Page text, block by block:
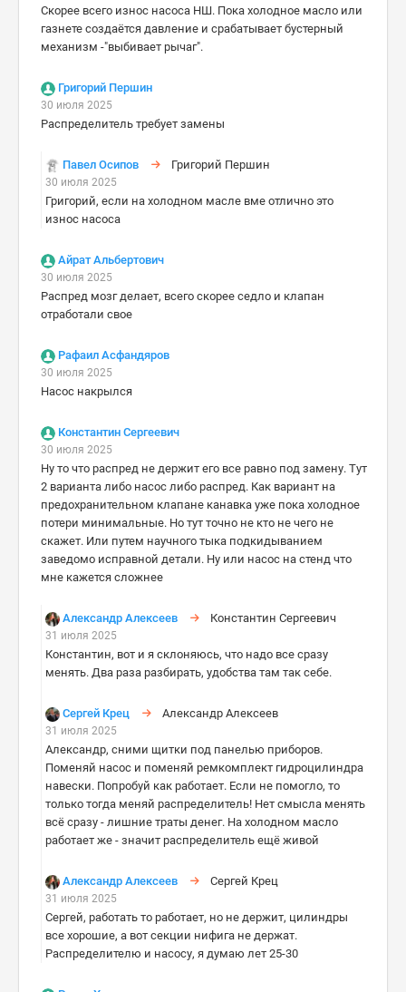
Скорее всего износ насоса НШ. Пока холодное масло или
газнете создаётся давление и срабатывает бустерный
механизм -"выбивает рычаг".
Григорий Першин
30 июля 2025
Распределитель требует замены
Павел Осипов Григорий Першин
30 июля 2025
Григорий, если на холодном масле вме отлично это
износ насоса
Айрат Альбертович
30 июля 2025
Распред мозг делает, всего скорее седло и клапан
отработали свое
Рафаил Асфандяров
30 июля 2025
Насос накрылся
Константин Сергеевич
30 июля 2025
Ну то что распред не держит его все равно под замену. Тут
2 варианта либо насос либо распред. Как вариант на
предохранительном клапане канавка уже пока холодное
потери минимальные. Но тут точно не кто не чего не
скажет. Или путем научного тыка подкидыванием
заведомо исправной детали. Ну или насос на стенд что
мне кажется сложнее
Александр Алексеев Константин Сергеевич
31 июля 2025
Константин, вот и я склоняюсь, что надо все сразу
менять. Два раза разбирать, удобства там так себе.
Сергей Крец Александр Алексеев
31 июля 2025
Александр, сними щитки под панелью приборов.
Поменяй насос и поменяй ремкомплект гидроцилиндра
навески. Попробуй как работает. Если не помогло, то
только тогда меняй распределитель! Нет смысла менять
всё сразу - лишние траты денег. На холодном масло
работает же - значит распределитель ещё живой
Александр Алексеев Сергей Крец
31 июля 2025
Сергей, работать то работает, но не держит, цилиндры
все хорошие, а вот секции нифига не держат.
Распределителю и насосу, я думаю лет 25-30